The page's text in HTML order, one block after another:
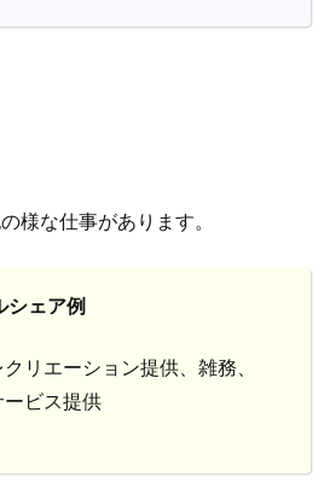
様な仕事があります。
シェア例
リエーション提供、雑務、
ビス提供